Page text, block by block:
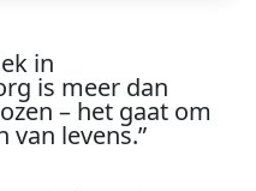
in
is meerdan
– het gaat om
van levens.”